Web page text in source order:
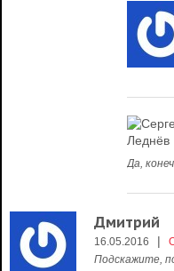
Да,
Дмитрий
16.05.2016 |
Подскажите,